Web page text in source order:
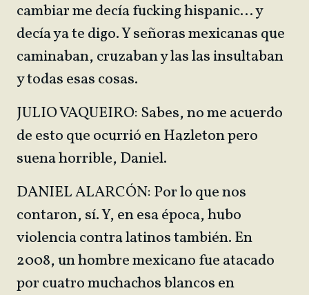
cambiar me decía fucking hispanic… y
decía ya te digo. Y señoras mexicanas que
caminaban, cruzaban y las las insultaban
y todas esas cosas.
JULIO VAQUEIRO: Sabes, no me acuerdo
de esto que ocurrió en Hazleton pero
suena horrible, Daniel.
DANIEL ALARCÓN: Por lo que nos
contaron, sí. Y, en esa época, hubo
violencia contra latinos también. En
2008, un hombre mexicano fue atacado
por cuatro muchachos blancos en